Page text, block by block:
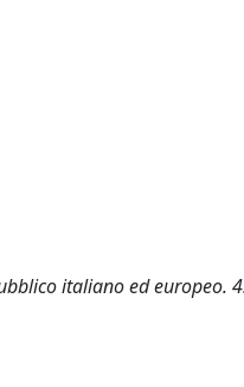
italiano ed europeo.